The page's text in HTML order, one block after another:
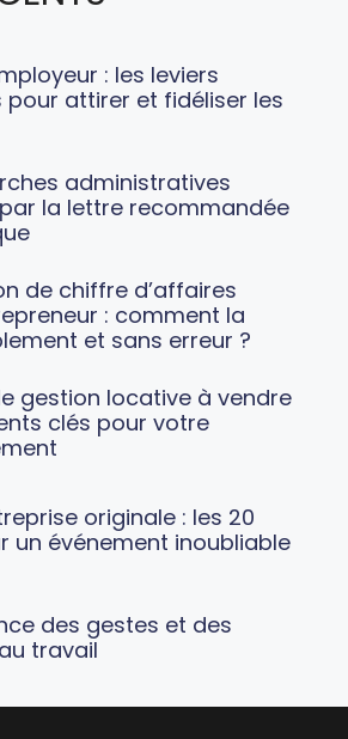
: les leviers
pour attirer et fidéliser les
administratives
la lettre recommandée
de chiffre d’affaires
: comment la
et sans erreur ?
gestion locative à vendre
clés pour votre
originale : les 20
un événement inoubliable
des gestes et des
travail